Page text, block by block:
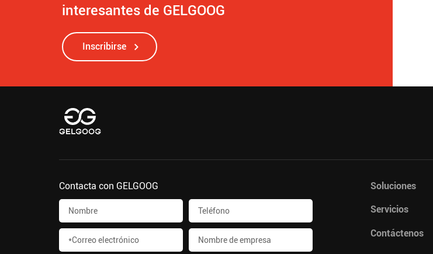
interesantes de GELGOOG
Inscribirse
Contacta con GELGOOG Soluciones
Servicios
Contáctenos